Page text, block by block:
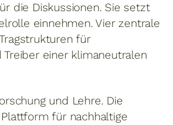
die Diskussionen. Sie setzt
einnehmen. Vier zentrale
für
einer klimaneutralen
und Lehre. Die
für nachhaltige